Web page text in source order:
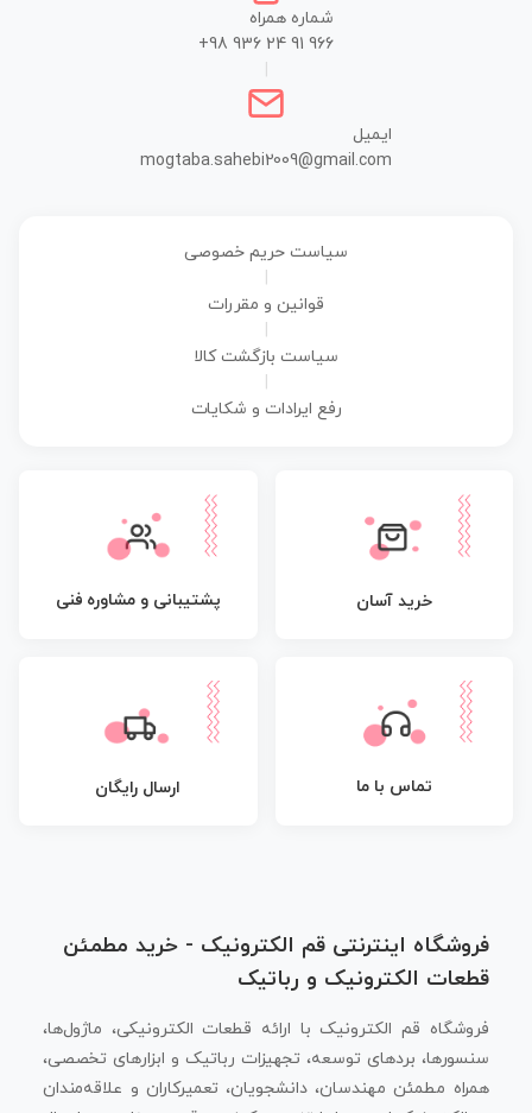
شماره همراه
+98 936 24 91 966
ایمیل
mogtaba.sahebi2009@gmail.com
سیاست حریم خصوصی
قوانین و مقررات
سیاست بازگشت کالا
رفع ایرادات و شکایات
خرید آسان پشتیبانی و مشاوره فنی
تماس با ما ارسال رایگان
فروشگاه اینترنتی قم الکترونیک - خرید مطمئن
قطعات الکترونیک و رباتیک
فروشگاه قم الکترونیک با ارائه قطعات الکترونیکی، ماژول‌ها،
سنسورها، بردهای توسعه، تجهیزات رباتیک و ابزارهای تخصصی،
همراه مطمئن مهندسان، دانشجویان، تعمیرکاران و علاقه‌مندان